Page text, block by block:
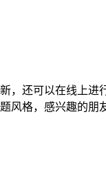
，还可以在线上
风格，感兴趣的朋